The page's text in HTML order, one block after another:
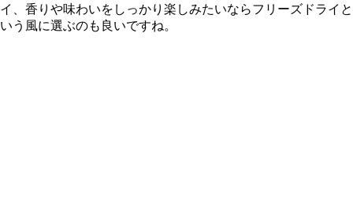
イ、香りや味わいをしっかり楽しみたいならフリーズドライと
いう風に選ぶのも良いですね。